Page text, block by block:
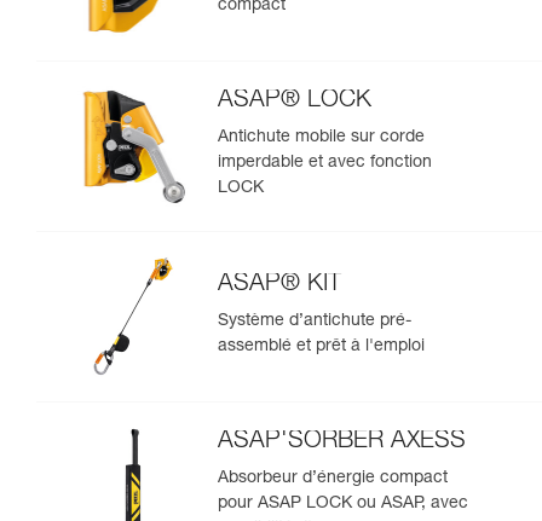
compact
ASAP® LOCK
Antichute mobile sur corde
imperdable et avec fonction
LOCK
ASAP® KIT
Système d’antichute pré-
assemblé et prêt à l'emploi
ASAP'SORBER AXESS
Absorbeur d’énergie compact
pour ASAP LOCK ou ASAP, avec